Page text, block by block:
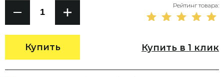
Купить
Рейтинг товара:
Купить в 1 клик